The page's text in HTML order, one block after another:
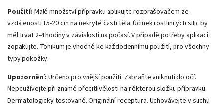
Použití: Malé množství přípravku aplikujte rozprašovačem ze
vzdálenosti 15-20 cm na nekryté části těla. Účinek rostlinných silic by
měl trvat 2-4 hodiny v závislosti na počasí. V případě potřeby aplikaci
zopakujte. Tonikum je vhodné ke každodennímu použití, pro všechny
typy pokožky.
Upozornění: Určeno pro vnější použití. Zabraňte vniknutí do očí.
Nepoužívejte při známé přecitlivělosti na některou složku přípravku.
Dermatologicky testované. Originální receptura. Uchovávejte v suchu